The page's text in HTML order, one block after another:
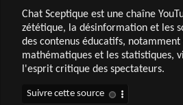
Chat Sceptique est une chaîne
zététique, la désinformation et les
des contenus éducatifs, notamment
mathématiques et les statistiques,
l'esprit critique des spectateurs.